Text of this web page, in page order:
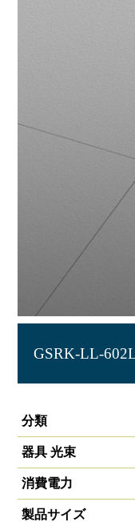
GSRK-LL-
分類
器具 光束
消費電力
製品サイズ